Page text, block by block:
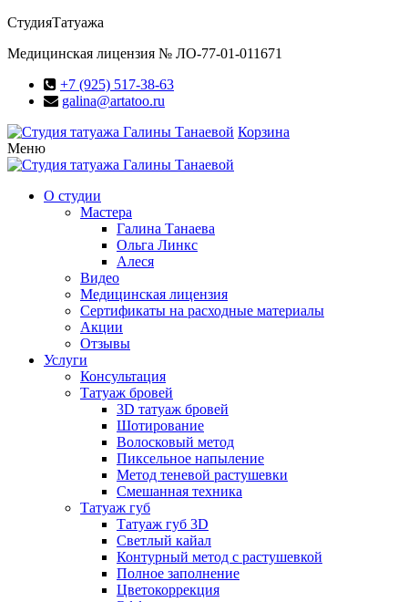
СтудияТатуажа
Медицинская лицензия № ЛО-77-01-011671
+7 (925) 517-38-63
galina@artatoo.ru
Корзина
Меню
О студии
Мастера
Галина Танаева
Ольга Линкс
Алеся
Видео
Медицинская лицензия
Сертификаты на расходные материалы
Акции
Отзывы
Услуги
Консультация
Татуаж бровей
3D татуаж бровей
Шотирование
Волосковый метод
Пиксельное напыление
Метод теневой растушевки
Смешанная техника
Татуаж губ
Татуаж губ 3D
Светлый кайал
Контурный метод с растушевкой
Полное заполнение
Цветокоррекция